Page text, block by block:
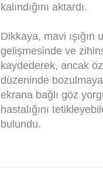
kalındığını aktardı.
Dikkaya, mavi ışığın
gelişmesinde ve
kaydederek, ancak
düzeninde
ekrana bağlı göz
hastalığını
bulundu.